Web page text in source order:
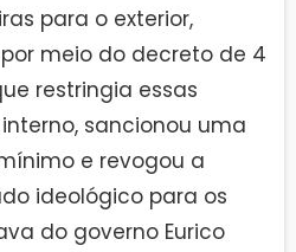
para o exterior,
meio do decreto de 4
restringia essas
sancionou uma
e revogou a
ideológico para os
do governo Eurico